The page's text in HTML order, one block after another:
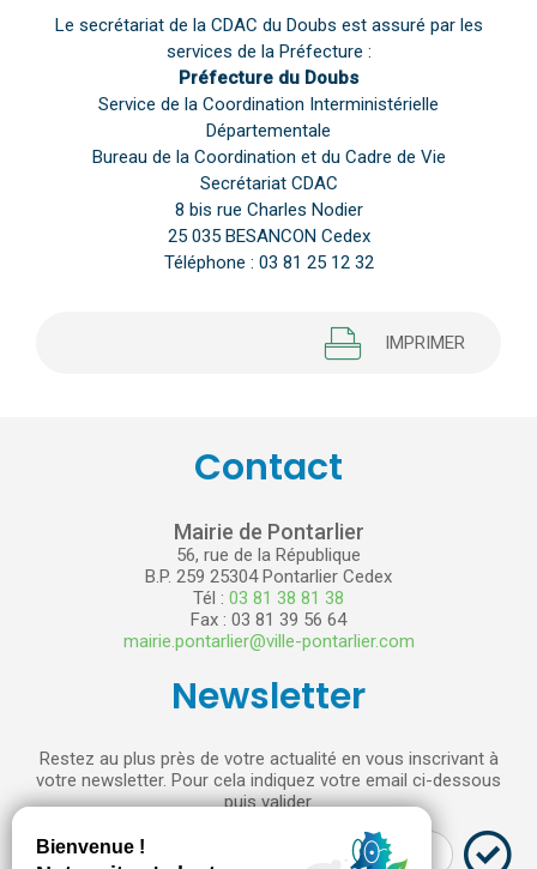
Le secrétariat de la CDAC du Doubs est assuré par les
services de la Préfecture :
Préfecture du Doubs
Service de la Coordination Interministérielle
Départementale
Bureau de la Coordination et du Cadre de Vie
Secrétariat CDAC
8 bis rue Charles Nodier
25 035 BESANCON Cedex
Téléphone : 03 81 25 12 32
IMPRIMER
Contact
Mairie de Pontarlier
56, rue de la République
B.P. 259 25304 Pontarlier Cedex
Tél : 03 81 38 81 38
Fax : 03 81 39 56 64
mairie.pontarlier@ville-pontarlier.com
Newsletter
Restez au plus près de votre actualité en vous inscrivant à
votre newsletter. Pour cela indiquez votre email ci-dessous
puis valider.